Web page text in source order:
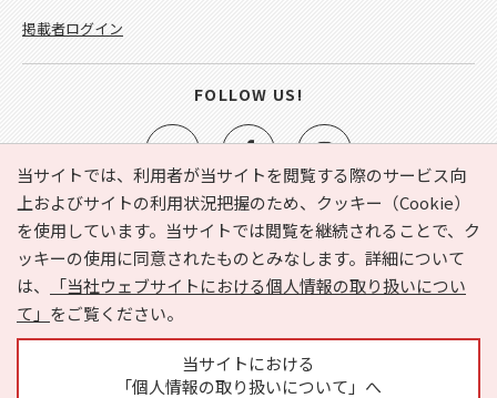
当サイトでは、利用者が当サイトを閲覧する際のサービス向
上およびサイトの利用状況把握のため、クッキー（Cookie）
を使用しています。当サイトでは閲覧を継続されることで、ク
ッキーの使用に同意されたものとみなします。詳細について
は、
「当社ウェブサイトにおける個人情報の取り扱いについ
て」 をご覧ください。
当サイトにおける
「個人情報の取り扱いについて」へ
e-NAVITA（イーナビタ）とは？ お気に入り
ヘルプ
利用規約
個人情報の取り扱いについて
運営会社
サイトマップ
広告掲載に関するお問い合わせ
掲載者ログイン
FOLLOW US!